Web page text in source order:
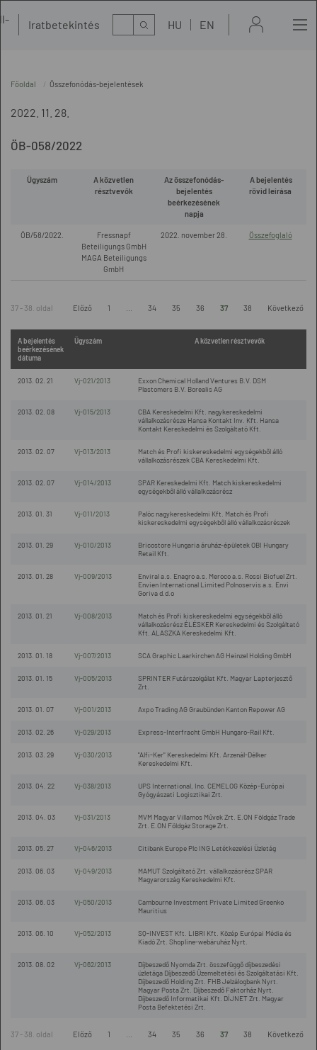
Iratbetekintés Kereső HU EN
Főoldal Összefonódás-bejelentések
2022. 11. 28.
ÖB-058/2022
Ügyszám
A közvetlen
résztvevők
Az összefonódás-
bejelentés
beérkezésének
napja
A bejelentés
rövid leírása
ÖB/58/2022.
Fressnapf
Beteiligungs GmbH
MAGA Beteiligungs
GmbH
2022. november 28. Összefoglaló
37 - 38. oldal Előző 1 34 35 36 37 38 Következő
A bejelentés
beérkezésének
dátuma
Ügyszám A közvetlen résztvevők
2013. 02. 21 Vj-021/2013
Exxon Chemical Holland Ventures B.V. DSM
Plastomers B.V. Borealis AG
2013. 02. 08 Vj-015/2013
CBA Kereskedelmi Kft. nagykereskedelmi
vállalkozásrésze Hansa Kontakt Inv. Kft. Hansa
Kontakt Kereskedelmi és Szolgáltató Kft.
2013. 02. 07 Vj-013/2013
Match és Profi kiskereskedelmi egységekből álló
vállalkozásrészek CBA Kereskedelmi Kft.
2013. 02. 07 Vj-014/2013
SPAR Kereskedelmi Kft. Match kiskereskedelmi
egységekből álló vállalkozásrész
2013. 01. 31 Vj-011/2013
Palóc nagykereskedelmi Kft. Match és Profi
kiskereskedelmi egységekből álló vállalkozásrészek
2013. 01. 29 Vj-010/2013
Bricostore Hungaria áruház-épületek OBI Hungary
Retail Kft.
2013. 01. 28 Vj-009/2013
Enviral a.s. Enagro a.s. Meroco a.s. Rossi Biofuel Zrt.
Envien International Limited Polnoservis a.s. Envi
Goriva d.d.o
2013. 01. 21 Vj-008/2013
Match és Profi kiskereskedelmi egységekből álló
vállalkozásrész ÉLÉSKER Kereskedelmi és Szolgáltató
Kft. ALASZKA Kereskedelmi Kft.
2013. 01. 18 Vj-007/2013 SCA Graphic Laarkirchen AG Heinzel Holding GmbH
2013. 01. 15 Vj-005/2013
SPRINTER Futárszolgálat Kft. Magyar Lapterjesztő
Zrt.
2013. 01. 07 Vj-001/2013 Axpo Trading AG Graubünden Kanton Repower AG
2013. 02. 26 Vj-029/2013 Express-Interfracht GmbH Hungaro-Rail Kft.
2013. 03. 29 Vj-030/2013
"Alfi-Ker" Kereskedelmi Kft. Arzenál-Délker
Kereskedelmi Kft.
2013. 04. 22 Vj-038/2013
UPS International, Inc. CEMELOG Közép-Európai
Gyógyászati Logisztikai Zrt.
2013. 04. 03 Vj-031/2013
MVM Magyar Villamos Művek Zrt. E.ON Földgáz Trade
Zrt. E.ON Földgáz Storage Zrt.
2013. 05. 27 Vj-046/2013 Citibank Europe Plc ING Letétkezelési Üzletág
2013. 06. 03 Vj-049/2013
MAMUT Szolgáltató Zrt. vállalkozásrész SPAR
Magyarország Kereskedelmi Kft.
2013. 06. 03 Vj-050/2013
Cambourne Investment Private Limited Greenko
Mauritius
2013. 06. 10 Vj-052/2013
SQ-INVEST Kft. LIBRI Kft. Közép Európai Média és
Kiadó Zrt. Shopline-webáruház Nyrt.
2013. 08. 02 Vj-062/2013
Díjbeszedő Nyomda Zrt. összefüggő díjbeszedési
üzletága Díjbeszedő Üzemeltetési és Szolgáltatási Kft.
Díjbeszedő Holding Zrt. FHB Jelzálogbank Nyrt.
Magyar Posta Zrt. Díjbeszedő Faktorház Nyrt.
Díjbeszedő Informatikai Kft. DÍJNET Zrt. Magyar
Posta Befektetési Zrt.
37 - 38. oldal Előző 1 34 35 36 37 38 Következő